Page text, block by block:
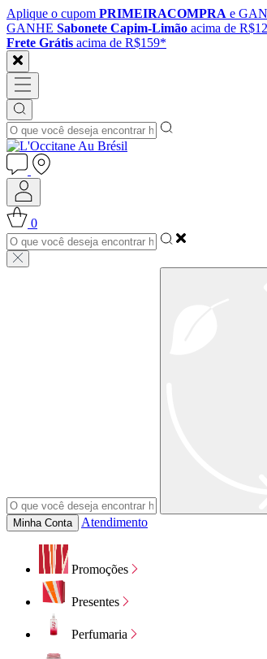
Aplique o cupom PRIMEIRACOMPRA e
GANHE Sabonete Capim-Limão acima de
Frete Grátis acima de R$159*
0
Minha Conta Atendimento
Promoções
Presentes
Perfumaria